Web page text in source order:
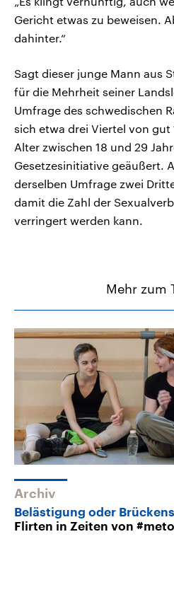
Gericht etwas zu beweisen.
dahinter.“
Sagt dieser junge Mann aus
für die Mehrheit seiner
Umfrage des schwedischen
sich etwa drei Viertel von
Alter zwischen 18 und 29
Gesetzesinitiative geäußert.
derselben Umfrage zwei
damit die Zahl der
verringert werden kann.
Mehr zum
Archiv
Belästigung oder
Flirten in Zeiten von